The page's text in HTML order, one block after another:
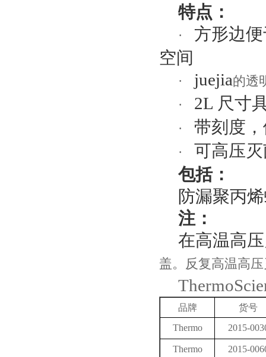
特点：
·
方形边
空间
· juejia的透
· 2L 尺寸
· 带刻度
·
可高压
包括：
防漏聚丙
注：
在高温高
盖。反复高温高
品牌
货号
Thermo
2015-
Thermo 2015-